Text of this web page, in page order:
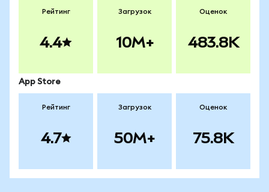
Рейтинг
4.4
Загрузок
10M+
Оценок
483.8K
App Store
Рейтинг
4.7
Загрузок
50M+
Оценок
75.8K